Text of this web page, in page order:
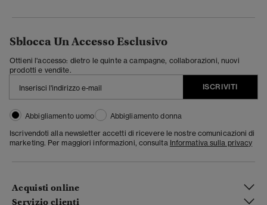
Sblocca Un Accesso Esclusivo
Ottieni l'accesso: dietro le quinte a campagne, collaborazioni, nuovi
prodotti e vendite.
ISCRIVITI
Abbigliamento uomo
Abbigliamento donna
Iscrivendoti alla newsletter accetti di ricevere le nostre comunicazioni di
marketing. Per maggiori informazioni, consulta Informativa sulla privacy
Acquisti online
Servizio clienti